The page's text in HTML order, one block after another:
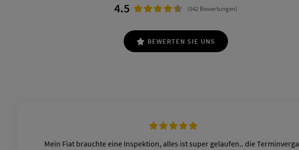
4.5 (542 Bewertungen)
BEWERTEN SIE UNS
Mein Fiat brauchte eine Inspektion, alles ist super gelaufen.. die